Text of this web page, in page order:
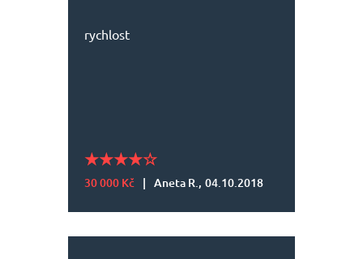
rychlost
30 000 Kč | Aneta R., 04.10.2018